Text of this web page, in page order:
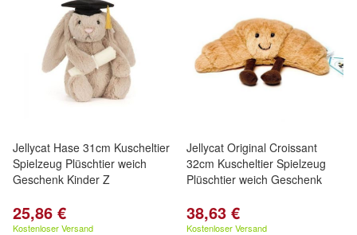
Jellycat Hase 31cm Kuscheltier
Spielzeug Plüschtier weich
Geschenk Kinder Z
25,86 €
Kostenloser Versand
Jellycat Original Croissant
32cm Kuscheltier Spielzeug
Plüschtier weich Geschenk
38,63 €
Kostenloser Versand